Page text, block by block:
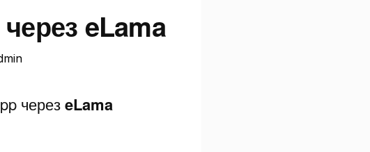
eLama
черезeLama